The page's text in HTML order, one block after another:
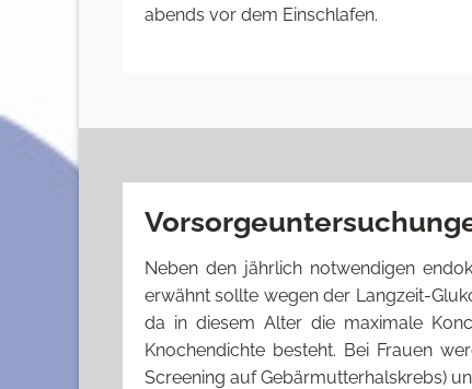
abends vor dem Einschlafen.
Neben den jährlich notwendigen
erwähnt sollte wegen der Langzeit-
da in diesem Alter die maximale
Knochendichte besteht. Bei Frauen
Screening auf Gebärmutterhalskrebs)